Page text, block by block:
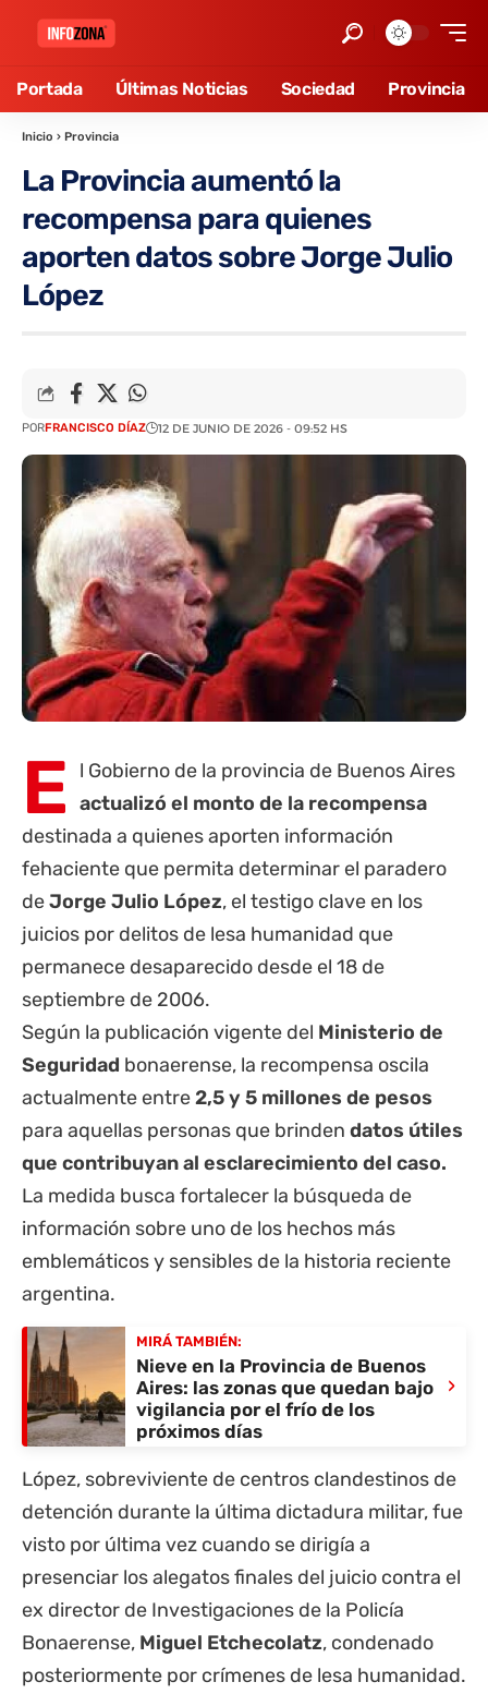
Portada Últimas Noticias Sociedad Provincia
Inicio › Provincia
La Provincia aumentó la
recompensa para quienes
aporten datos sobre Jorge Julio
López
PORFRANCISCO DÍAZ 12 DE JUNIO DE 2026 - 09:52 HS
E l Gobierno de la provincia de Buenos Aires
actualizó el monto de la recompensa
destinada a quienes aporten información
fehaciente que permita determinar el paradero
deJorge Julio López, el testigo clave en los
juicios por delitos de lesa humanidad que
permanece desaparecido desde el 18 de
septiembre de 2006.
Según la publicación vigente del Ministerio de
Seguridad bonaerense, la recompensa oscila
actualmente entre2,5 y 5 millones de pesos
para aquellas personas que brinden datos útiles
que contribuyan al esclarecimiento del caso.
La medida busca fortalecer la búsqueda de
información sobre uno de los hechos más
emblemáticos y sensibles de la historia reciente
argentina.
MIRÁ TAMBIÉN:
Nieve en la Provincia de Buenos
Aires: las zonas que quedan bajo
vigilancia por el frío de los
próximos días
›
López, sobreviviente de centros clandestinos de
detención durante la última dictadura militar, fue
visto por última vez cuando se dirigía a
presenciar los alegatos finales del juicio contra el
ex director de Investigaciones de la Policía
Bonaerense, Miguel Etchecolatz, condenado
posteriormente por crímenes de lesa humanidad.